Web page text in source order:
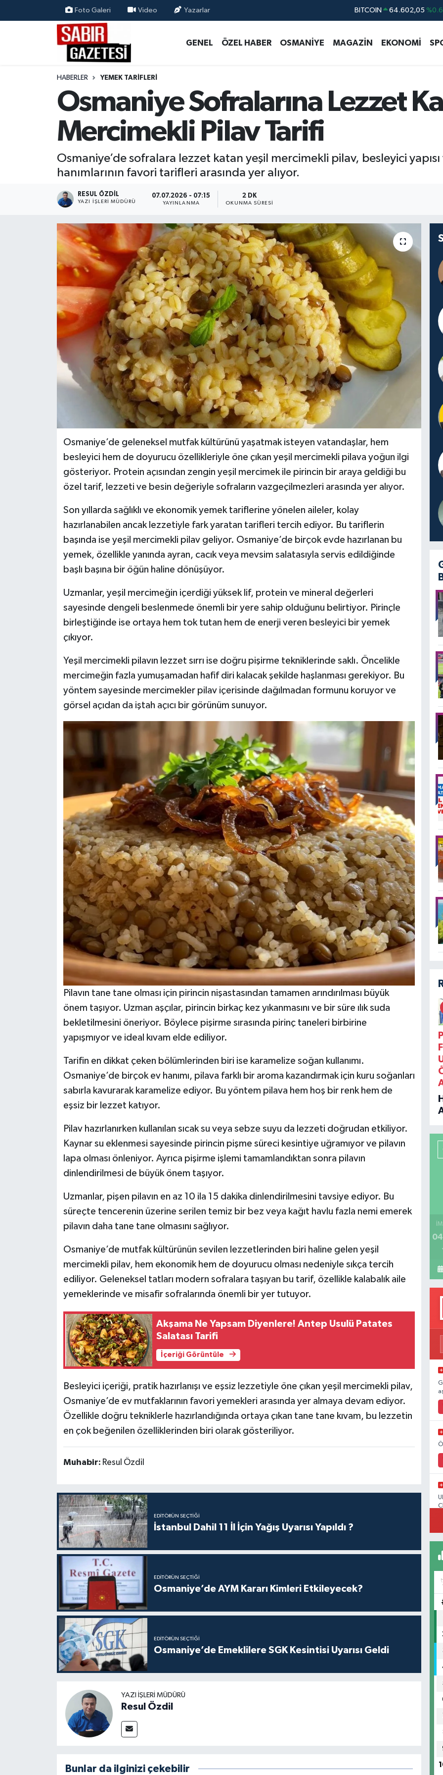
Foto Galeri Video Yazarlar DOLAR 47,5986
STERLİN 64,2438
BITCOIN 64.602,05
GENEL ÖZEL HABER OSMANİYE MAGAZİN EKONOMİ
HABERLER YEMEK TARIFLERI
Osmaniye Sofralarına Lezzet
Mercimekli Pilav Tarifi
Osmaniye’de sofralara lezzet katan yeşil mercimekli pilav, besleyici yapısı
hanımlarının favori tarifleri arasında yer alıyor.
RESUL ÖZDIL
YAZI İŞLERI MÜDÜRÜ
07.07.2026 - 07:15
YAYINLANMA
2 DK
OKUNMA SÜRESI
Osmaniye’de geleneksel mutfak kültürünü yaşatmak isteyen vatandaşlar, hem
besleyici hem de doyurucu özellikleriyle öne çıkan yeşil mercimekli pilava yoğun ilgi
gösteriyor. Protein açısından zengin yeşil mercimek ile pirincin bir araya geldiği bu
özel tarif, lezzeti ve besin değeriyle sofraların vazgeçilmezleri arasında yer alıyor.
Son yıllarda sağlıklı ve ekonomik yemek tariflerine yönelen aileler, kolay
hazırlanabilen ancak lezzetiyle fark yaratan tarifleri tercih ediyor. Bu tariflerin
başında ise yeşil mercimekli pilav geliyor. Osmaniye’de birçok evde hazırlanan bu
yemek, özellikle yanında ayran, cacık veya mevsim salatasıyla servis edildiğinde
başlı başına bir öğün haline dönüşüyor.
Uzmanlar, yeşil mercimeğin içerdiği yüksek lif, protein ve mineral değerleri
sayesinde dengeli beslenmede önemli bir yere sahip olduğunu belirtiyor. Pirinçle
birleştiğinde ise ortaya hem tok tutan hem de enerji veren besleyici bir yemek
çıkıyor.
Yeşil mercimekli pilavın lezzet sırrı ise doğru pişirme tekniklerinde saklı. Öncelikle
mercimeğin fazla yumuşamadan hafif diri kalacak şekilde haşlanması gerekiyor. Bu
yöntem sayesinde mercimekler pilav içerisinde dağılmadan formunu koruyor ve
görsel açıdan da iştah açıcı bir görünüm sunuyor.
Pilavın tane tane olması için pirincin nişastasından tamamen arındırılması büyük
önem taşıyor. Uzman aşçılar, pirincin birkaç kez yıkanmasını ve bir süre ılık suda
bekletilmesini öneriyor. Böylece pişirme sırasında pirinç taneleri birbirine
yapışmıyor ve ideal kıvam elde ediliyor.
Tarifin en dikkat çeken bölümlerinden biri ise karamelize soğan kullanımı.
Osmaniye’de birçok ev hanımı, pilava farklı bir aroma kazandırmak için kuru soğanları
sabırla kavurarak karamelize ediyor. Bu yöntem pilava hem hoş bir renk hem de
eşsiz bir lezzet katıyor.
Pilav hazırlanırken kullanılan sıcak su veya sebze suyu da lezzeti doğrudan etkiliyor.
Kaynar su eklenmesi sayesinde pirincin pişme süreci kesintiye uğramıyor ve pilavın
lapa olması önleniyor. Ayrıca pişirme işlemi tamamlandıktan sonra pilavın
dinlendirilmesi de büyük önem taşıyor.
Uzmanlar, pişen pilavın en az 10 ila 15 dakika dinlendirilmesini tavsiye ediyor. Bu
süreçte tencerenin üzerine serilen temiz bir bez veya kağıt havlu fazla nemi emerek
pilavın daha tane tane olmasını sağlıyor.
Osmaniye’de mutfak kültürünün sevilen lezzetlerinden biri haline gelen yeşil
mercimekli pilav, hem ekonomik hem de doyurucu olması nedeniyle sıkça tercih
ediliyor. Geleneksel tatları modern sofralara taşıyan bu tarif, özellikle kalabalık aile
yemeklerinde ve misafir sofralarında önemli bir yer tutuyor.
Akşama Ne Yapsam Diyenlere! Antep Usulü Patates
Salatası Tarifi
İçeriği Görüntüle
Besleyici içeriği, pratik hazırlanışı ve eşsiz lezzetiyle öne çıkan yeşil mercimekli pilav,
Osmaniye’de ev mutfaklarının favori yemekleri arasında yer almaya devam ediyor.
Özellikle doğru tekniklerle hazırlandığında ortaya çıkan tane tane kıvam, bu lezzetin
en çok beğenilen özelliklerinden biri olarak gösteriliyor.
Muhabir: Resul Özdil
EDITÖRÜN SEÇTIĞI
İstanbul Dahil 11 İl İçin Yağış Uyarısı Yapıldı ?
EDITÖRÜN SEÇTIĞI
Osmaniye’de AYM Kararı Kimleri Etkileyecek?
EDITÖRÜN SEÇTIĞI
Osmaniye’de Emeklilere SGK Kesintisi Uyarısı Geldi
YAZI İŞLERI MÜDÜRÜ
Resul Özdil
Bunlar da ilginizi çekebilir
ÖZEL HABER
MAGAZİN
EKONOMİ
RESMİ İLANLAR
Osmaniye Nöbetçi Eczaneler
Osmaniye Hava Durumu
Osmaniye Trafik Yoğunluk Haritası
Süper Lig Puan Durumu ve Fikstür
Tüm Manşetler
Son Dakika Haberleri
Haber Arşivi